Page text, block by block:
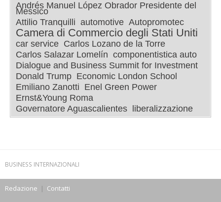
Andrés Manuel López Obrador Presidente del
Messico
Attilio Tranquilli automotive Autopromotec
Camera di Commercio degli Stati Uniti
car service Carlos Lozano de la Torre
Carlos Salazar Lomelín componentistica auto
Dialogue and Business Summit for Investment
Donald Trump Economic London School
Emiliano Zanotti Enel Green Power
Ernst&Young Roma
Governatore Aguascalientes
liberalizzazione
BUSINESS INTERNAZIONALI
Redazione | Contatti